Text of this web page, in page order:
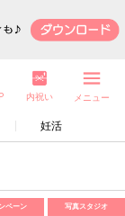
妊活
内祝い メニュー
ペーン 写真スタジオ